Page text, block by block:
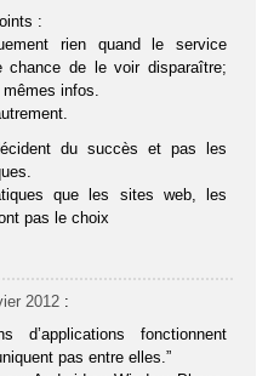
:
rien quand le service
chance de le voir disparaître;
infos.
du succès et pas les
que les sites web, les
pas le choix
2012 :
d’applications fonctionnent
pas entre elles.”